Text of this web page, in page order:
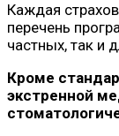
Каждая
перечень
частных, так и
Кроме
экстренной